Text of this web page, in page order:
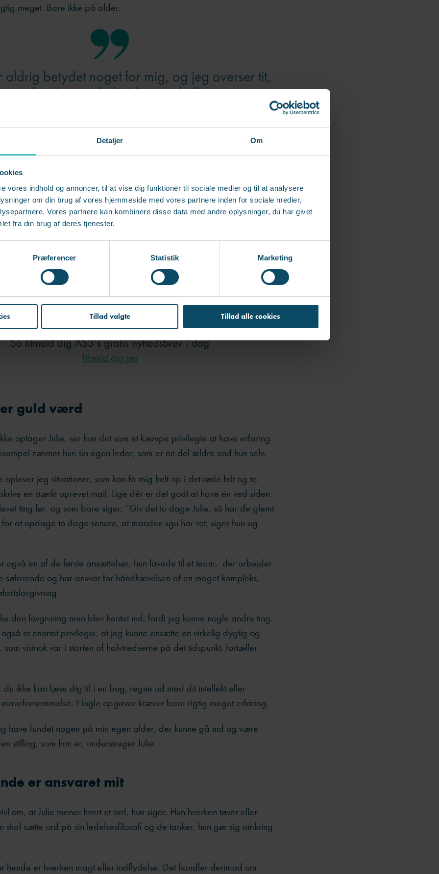
Detaljer Om
vores indhold og annoncer, til at vise dig funktioner til sociale medier og til at analysere
om din brug af vores hjemmeside med vores partnere inden for sociale medier,
Vores partnere kan kombinere disse data med andre oplysninger, du har givet
fra din brug af deres tjenester.
Præferencer Statistik Marketing
Tillad valgte Tillad alle cookies
meget. Bare ikke på alder.
aldrig betydet noget for mig, og jeg overser tit,
gamle mine medarbejdere og kolleger er.
ofte alders-nysgerrigheden den anden vej. Fx få uger efter hun
i sin daværende division, hvor en yngre, kvindelig medarbejder
over frokosten og spurgte Julie, hvor gammel hun egentlig er.
i teamet, som havde spekuleret på det.
jeg blev overrasket, for jeg havde slet ikke set spørgsmålet komme.
jeg selv er så komplet ligeglad med alder. Jeg er meget mere
kompetencer og erfaring.
guld værd
optager Julie, ser hun det som et kæmpe privilegie at have erfaring
nævner hun sin egen leder, som er en del ældre end hun selv.
jeg situationer, som kan få mig helt op i det røde felt og to
en stærkt oprevet mail. Lige dér er det godt at have én ved siden
ting før, og som bare siger: “Giv det to dage Julie, så har de glemt
at opdage to dage senere, at manden sgu har ret, siger hun og
også en af de første ansættelser, hun lavede til et team, der arbejder
søfarende og har ansvar for håndhævelsen af en meget kompleks,
den lovgivning men blev hentet ind, fordi jeg kunne nogle andre ting.
et enormt privilegie, at jeg kunne ansætte en virkelig dygtig og
som vistnok var i starten af halvtredserne på det tidspunkt, fortæller
du ikke kan læse dig til i en bog, regne ud med dit intellekt eller
Nogle opgaver kræver bare rigtig meget erfaring.
have fundet nogen på min egen alder, der kunne gå ind og være
stilling, som hun er, understreger Julie.
er ansvaret mit
om, at Julie mener hvert et ord, hun siger. Hun hverken tøver eller
skal sætte ord på sin ledelsesfilosofi og de tanker, hun gør sig omkring
hende er hverken magt eller indflydelse. Det handler derimod om